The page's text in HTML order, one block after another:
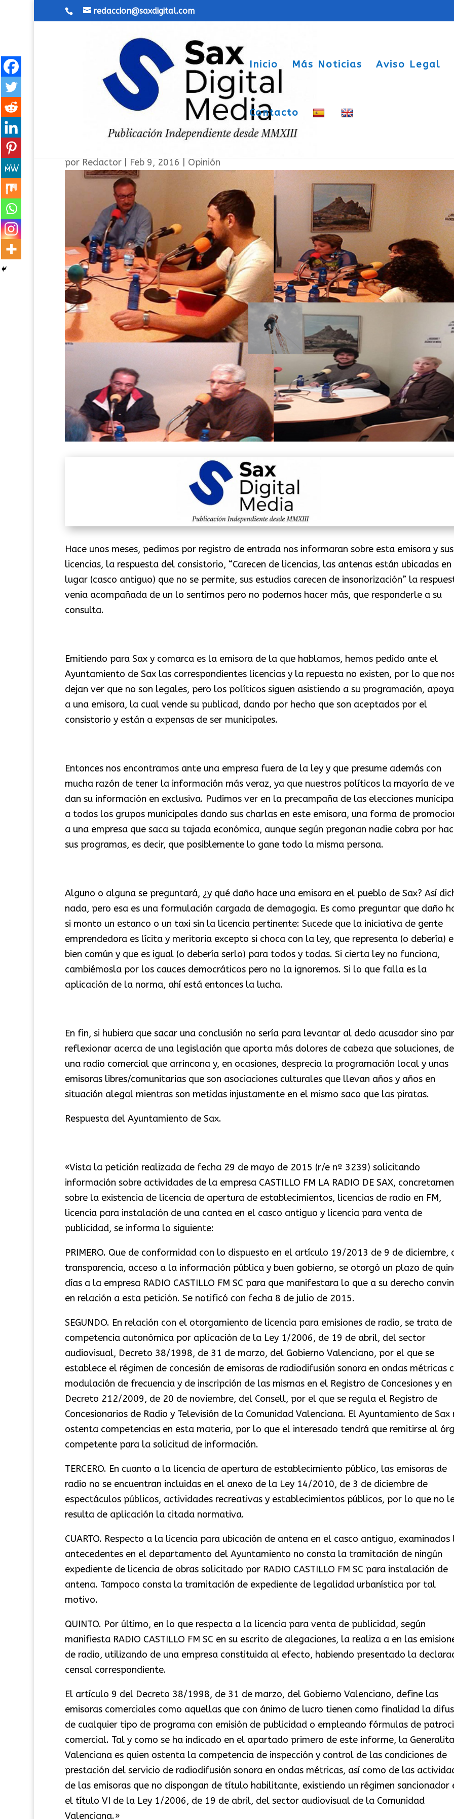
redaccion@saxdigital.com
Inicio Más Noticias Aviso Legal
Contacto
La radio de Sax que apoyan los políticos
por Redactor| Feb 9, 2016 Opinión
Hace unos meses, pedimos por registro de entrada nos informaran sobre esta emisora y sus
licencias, la respuesta del consistorio, “Carecen de licencias, las antenas están ubicadas en
lugar (casco antiguo) que no se permite, sus estudios carecen de insonorización” la
venia acompañada de un lo sentimos pero no podemos hacer más, que responderle a su
consulta.
Emitiendo para Sax y comarca es la emisora de la que hablamos, hemos pedido ante el
Ayuntamiento de Sax las correspondientes licencias y la repuesta no existen, por lo que
dejan ver que no son legales, pero los políticos siguen asistiendo a su programación,
a una emisora, la cual vende su publicad, dando por hecho que son aceptados por el
consistorio y están a expensas de ser municipales.
Entonces nos encontramos ante una empresa fuera de la ley y que presume además con
mucha razón de tener la información más veraz, ya que nuestros políticos la mayoría de
dan su información en exclusiva. Pudimos ver en la precampaña de las elecciones
a todos los grupos municipales dando sus charlas en este emisora, una forma de
a una empresa que saca su tajada económica, aunque según pregonan nadie cobra por
sus programas, es decir, que posiblemente lo gane todo la misma persona.
Alguno o alguna se preguntará, ¿y qué daño hace una emisora en el pueblo de Sax? Así
nada, pero esa es una formulación cargada de demagogia. Es como preguntar que daño
si monto un estanco o un taxi sin la licencia pertinente: Sucede que la iniciativa de gente
emprendedora es lícita y meritoria excepto si choca con la ley, que representa (o debería)
bien común y que es igual (o debería serlo) para todos y todas. Si cierta ley no funciona,
cambiémosla por los cauces democráticos pero no la ignoremos. Si lo que falla es la
aplicación de la norma, ahí está entonces la lucha.
En fin, si hubiera que sacar una conclusión no sería para levantar al dedo acusador sino
reflexionar acerca de una legislación que aporta más dolores de cabeza que soluciones, de
una radio comercial que arrincona y, en ocasiones, desprecia la programación local y unas
emisoras libres/comunitarias que son asociaciones culturales que llevan años y años en
situación alegal mientras son metidas injustamente en el mismo saco que las piratas.
Respuesta del Ayuntamiento de Sax.
«Vista la petición realizada de fecha 29 de mayo de 2015 (r/e nº 3239) solicitando
información sobre actividades de la empresa CASTILLO FM LA RADIO DE SAX,
sobre la existencia de licencia de apertura de establecimientos, licencias de radio en FM,
licencia para instalación de una cantea en el casco antiguo y licencia para venta de
publicidad, se informa lo siguiente:
PRIMERO. Que de conformidad con lo dispuesto en el artículo 19/2013 de 9 de diciembre,
transparencia, acceso a la información pública y buen gobierno, se otorgó un plazo de
días a la empresa RADIO CASTILLO FM SC para que manifestara lo que a su derecho
en relación a esta petición. Se notificó con fecha 8 de julio de 2015.
SEGUNDO. En relación con el otorgamiento de licencia para emisiones de radio, se trata de
competencia autonómica por aplicación de la Ley 1/2006, de 19 de abril, del sector
audiovisual, Decreto 38/1998, de 31 de marzo, del Gobierno Valenciano, por el que se
establece el régimen de concesión de emisoras de radiodifusión sonora en ondas métricas
modulación de frecuencia y de inscripción de las mismas en el Registro de Concesiones y
Decreto 212/2009, de 20 de noviembre, del Consell, por el que se regula el Registro de
Concesionarios de Radio y Televisión de la Comunidad Valenciana. El Ayuntamiento de Sax
ostenta competencias en esta materia, por lo que el interesado tendrá que remitirse al
competente para la solicitud de información.
TERCERO. En cuanto a la licencia de apertura de establecimiento público, las emisoras de
radio no se encuentran incluidas en el anexo de la Ley 14/2010, de 3 de diciembre de
espectáculos públicos, actividades recreativas y establecimientos públicos, por lo que no
resulta de aplicación la citada normativa.
CUARTO. Respecto a la licencia para ubicación de antena en el casco antiguo, examinados
antecedentes en el departamento del Ayuntamiento no consta la tramitación de ningún
expediente de licencia de obras solicitado por RADIO CASTILLO FM SC para instalación de
antena. Tampoco consta la tramitación de expediente de legalidad urbanística por tal
motivo.
QUINTO. Por último, en lo que respecta a la licencia para venta de publicidad, según
manifiesta RADIO CASTILLO FM SC en su escrito de alegaciones, la realiza a en las
de radio, utilizando de una empresa constituida al efecto, habiendo presentado la
censal correspondiente.
El artículo 9 del Decreto 38/1998, de 31 de marzo, del Gobierno Valenciano, define las
emisoras comerciales como aquellas que con ánimo de lucro tienen como finalidad la
de cualquier tipo de programa con emisión de publicidad o empleando fórmulas de
comercial. Tal y como se ha indicado en el apartado primero de este informe, la
Valenciana es quien ostenta la competencia de inspección y control de las condiciones de
prestación del servicio de radiodifusión sonora en ondas métricas, así como de las
de las emisoras que no dispongan de título habilitante, existiendo un régimen sancionador
el título VI de la Ley 1/2006, de 19 de abril, del sector audiovisual de la Comunidad
Valenciana.»